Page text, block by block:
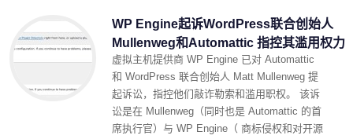
WP Engine起诉WordPress联合创始人
Mullenweg和Automattic 指控其滥用权力
虚拟主机提供商 WP Engine 已对 Automattic
和 WordPress 联合创始人 Matt Mullenweg 提
起诉讼，指控他们敲诈勒索和滥用职权。 该诉
讼是在 Mullenweg（同时也是 Automattic 的首
席执行官）与 WP Engine（ 商标侵权和对开源